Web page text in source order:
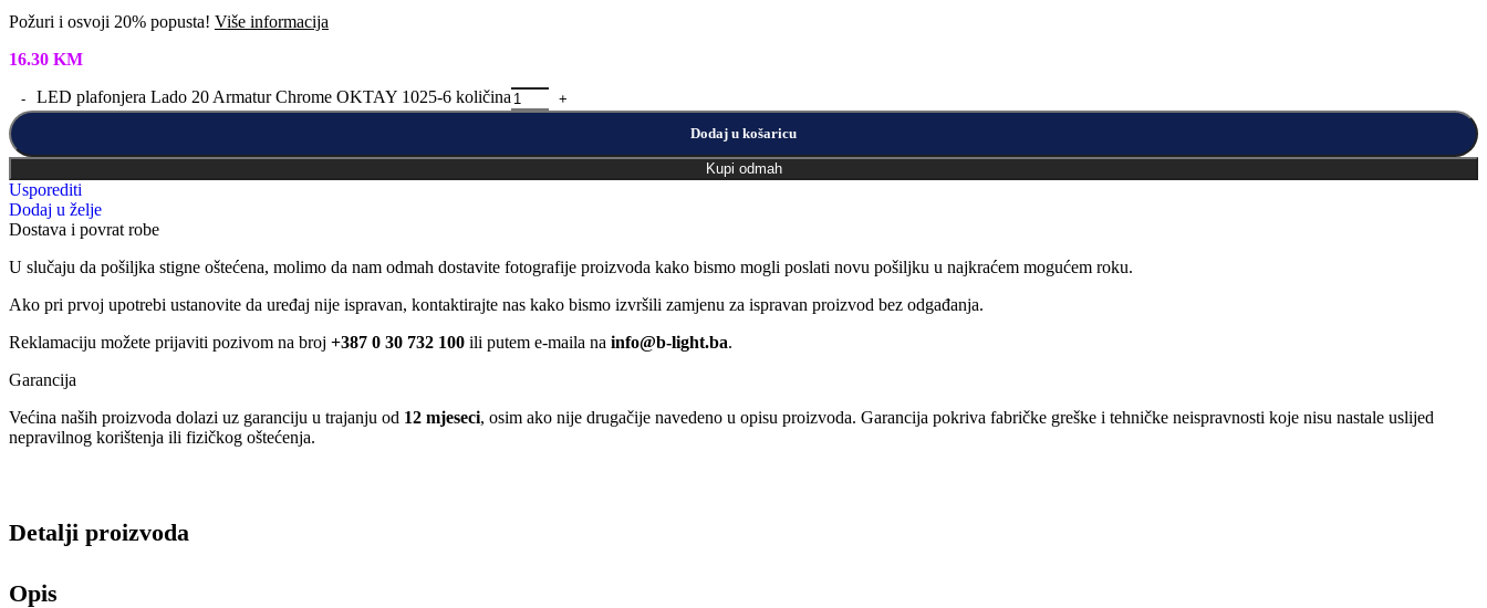
Požuri i osvoji 20% popusta! Više informacija
16.30 KM
LED plafonjera Lado 20 Armatur Chrome OKTAY 1025-6 količina
Dodaj u košaricu
Kupi odmah
Usporediti
Dodaj u želje
Dostava i povrat robe
U slučaju da pošiljka stigne oštećena, molimo da nam odmah dostavite fotografije proizvoda kako bismo mogli poslati novu pošiljku u najkraćem mogućem roku.
Ako pri prvoj upotrebi ustanovite da uređaj nije ispravan, kontaktirajte nas kako bismo izvršili zamjenu za ispravan proizvod bez odgađanja.
Reklamaciju možete prijaviti pozivom na broj +387 0 30 732 100 ili putem e-maila na info@b-light.ba.
Garancija
Većina naših proizvoda dolazi uz garanciju u trajanju od 12 mjeseci, osim ako nije drugačije navedeno u opisu proizvoda. Garancija pokriva fabričke greške i tehničke neispravnosti koje nisu nastale uslijed
nepravilnog korištenja ili fizičkog oštećenja.
Detalji proizvoda
Opis